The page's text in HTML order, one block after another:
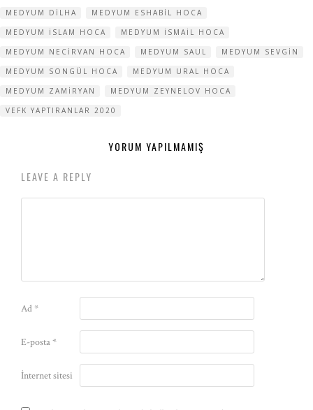
MEDYUM DILHA
MEDYUM ESHABIL HOCA
MEDYUM ISLAM HOCA
MEDYUM ISMAIL HOCA
MEDYUM NECIRVAN HOCA
MEDYUM SAUL
MEDYUM SEVGIN
MEDYUM SONGÜL HOCA
MEDYUM URAL HOCA
MEDYUM ZAMIRYAN
MEDYUM ZEYNELOV HOCA
VEFK YAPTIRANLAR 2020
YORUM YAPILMAMIŞ
LEAVE A REPLY
Ad*
E-posta*
İnternet sitesi